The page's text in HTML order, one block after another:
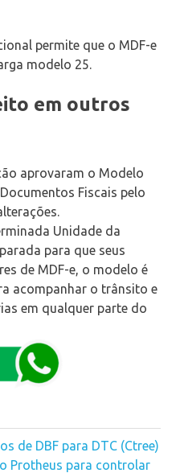
permite que o MDF-e
modelo 25.
em outros
aprovaram o Modelo
Fiscais pelo
Unidade da
para que seus
de MDF-e, o modelo é
acompanhar o trânsito e
em qualquer parte do
de DBF para DTC (Ctree)
Protheus para controlar